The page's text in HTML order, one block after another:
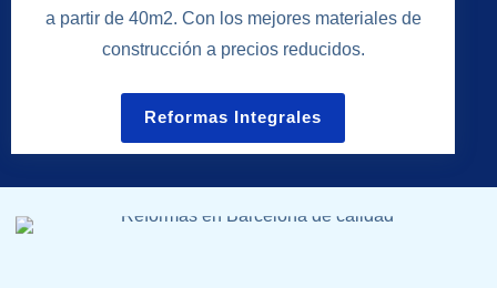
a partir de 40m2. Con los mejores materiales de
construcción a precios reducidos.
Reformas Integrales